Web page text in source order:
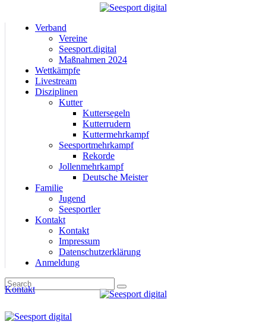
Verband
Vereine
Seesport.digital
Maßnahmen 2024
Wettkämpfe
Livestream
Disziplinen
Kutter
Kuttersegeln
Kutterrudern
Kuttermehrkampf
Seesportmehrkampf
Rekorde
Jollenmehrkampf
Deutsche Meister
Familie
Jugend
Seesportler
Kontakt
Kontakt
Impressum
Datenschutzerklärung
Anmeldung
Kontakt